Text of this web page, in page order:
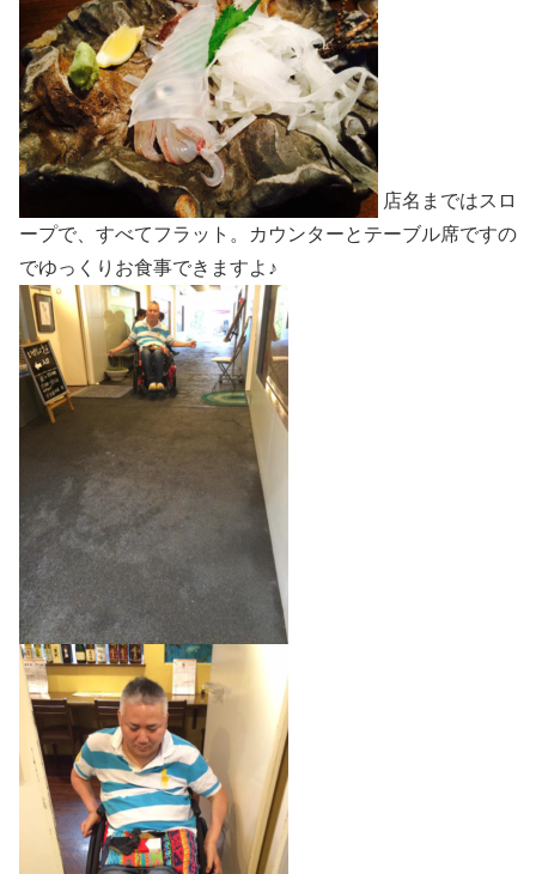
店名まではスロ
ープで、すべてフラット。カウンターとテーブル席ですの
でゆっくりお食事できますよ♪